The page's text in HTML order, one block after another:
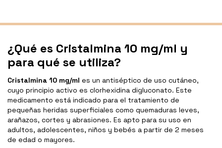
¿Qué es Cristalmina 10 mg/ml y
para qué se utiliza?
Cristalmina 10 mg/ml es un antiséptico de uso cutáneo,
cuyo principio activo es clorhexidina digluconato. Este
medicamento está indicado para el tratamiento de
pequeñas heridas superficiales como quemaduras leves,
arañazos, cortes y abrasiones. Es apto para su uso en
adultos, adolescentes, niños y bebés a partir de 2 meses
de edad o mayores.